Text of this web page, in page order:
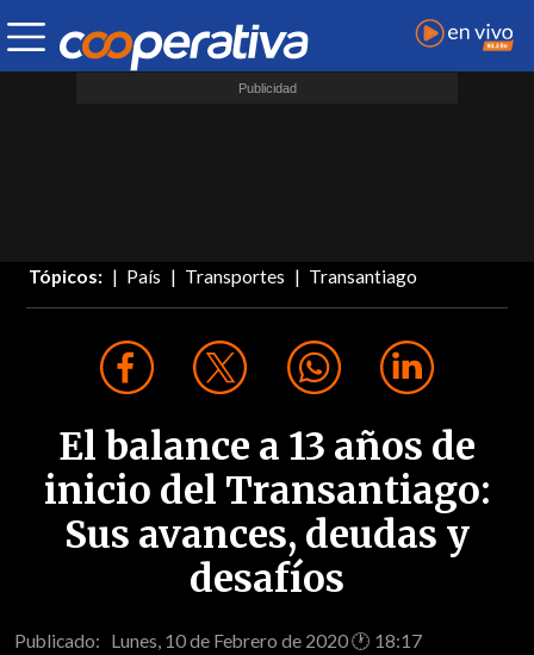
Tópicos: País Transportes Transantiago
El balance a 13 años de
inicio del Transantiago:
Sus avances, deudas y
desafíos
Publicado: Lunes, 10 de Febrero de 2020 🕐 18:17